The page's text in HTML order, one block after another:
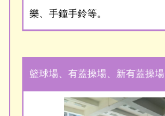
樂、手鐘手鈴等。
籃球場、有蓋操場、新有蓋操場